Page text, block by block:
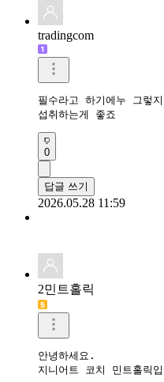
tradingcom
필수라고 하기에누 그렇
섭취하는게 좋죠
0
답글 쓰기
2026.05.28 11:59
2민트홀릭
안녕하세요.
지니어트 코치 민트홀릭